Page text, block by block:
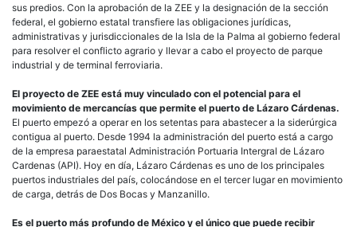
sus predios. Con la aprobación de la ZEE y la designación de la sección
federal, el gobierno estatal transfiere las obligaciones jurídicas,
administrativas y jurisdiccionales de la Isla de la Palma al gobierno federal
para resolver el conflicto agrario y llevar a cabo el proyecto de parque
industrial y de terminal ferroviaria.
El proyecto de ZEE está muy vinculado con el potencial para el
movimiento de mercancías que permite el puerto de Lázaro Cárdenas.
El puerto empezó a operar en los setentas para abastecer a la siderúrgica
contigua al puerto. Desde 1994 la administración del puerto está a cargo
de la empresa paraestatal Administración Portuaria Intergral de Lázaro
Cardenas (API). Hoy en día, Lázaro Cárdenas es uno de los principales
puertos industriales del país, colocándose en el tercer lugar en movimiento
de carga, detrás de Dos Bocas y Manzanillo.
Es el puerto más profundo de México y el único que puede recibir